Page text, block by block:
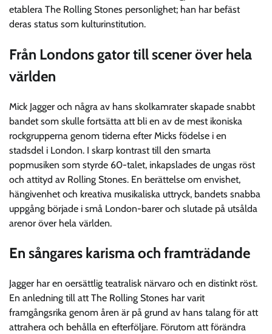
etablera The Rolling Stones personlighet; han har befäst
deras status som kulturinstitution.
Från Londons gator till scener över hela
världen
Mick Jagger och några av hans skolkamrater skapade snabbt
bandet som skulle fortsätta att bli en av de mest ikoniska
rockgrupperna genom tiderna efter Micks födelse i en
stadsdel i London. I skarp kontrast till den smarta
popmusiken som styrde 60-talet, inkapslades de ungas röst
och attityd av Rolling Stones. En berättelse om envishet,
hängivenhet och kreativa musikaliska uttryck, bandets snabba
uppgång började i små London-barer och slutade på utsålda
arenor över hela världen.
En sångares karisma och framträdande
Jagger har en oersättlig teatralisk närvaro och en distinkt röst.
En anledning till att The Rolling Stones har varit
framgångsrika genom åren är på grund av hans talang för att
attrahera och behålla en efterföljare. Förutom att förändra